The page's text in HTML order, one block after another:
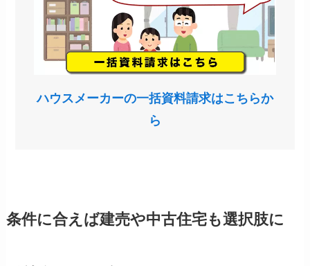
ハウスメーカーの一括資料請求はこちらか
ら
条件に合えば建売や中古住宅も選択肢に